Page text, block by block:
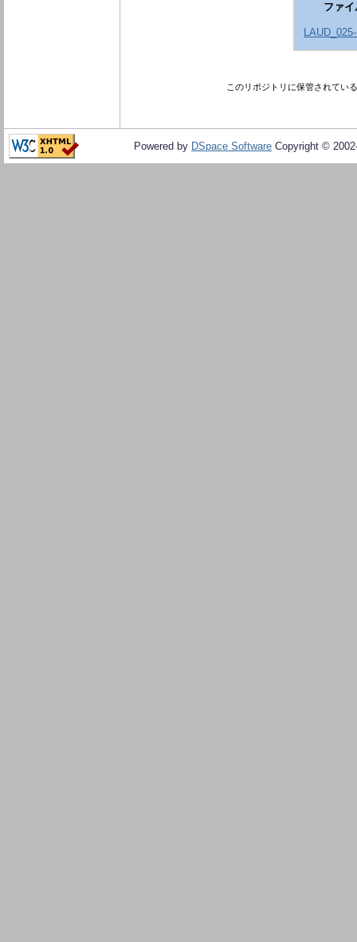
ファイ
このリポジトリに保管されてい
Powered by DSpace Software Copyright ©